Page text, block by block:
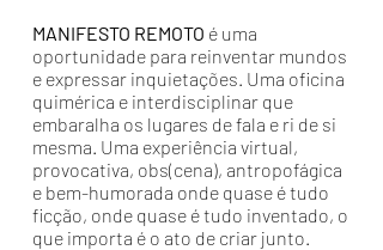
MANIFESTO REMOTO é uma
oportunidade para reinventar mundos
e expressar inquietações. Uma oficina
quimérica e interdisciplinar que
embaralha os lugares de fala e ri de si
mesma. Uma experiência virtual,
provocativa, obs(cena), antropofágica
e bem-humorada onde quase é tudo
ficção, onde quase é tudo inventado, o
que importa é o ato de criar junto.